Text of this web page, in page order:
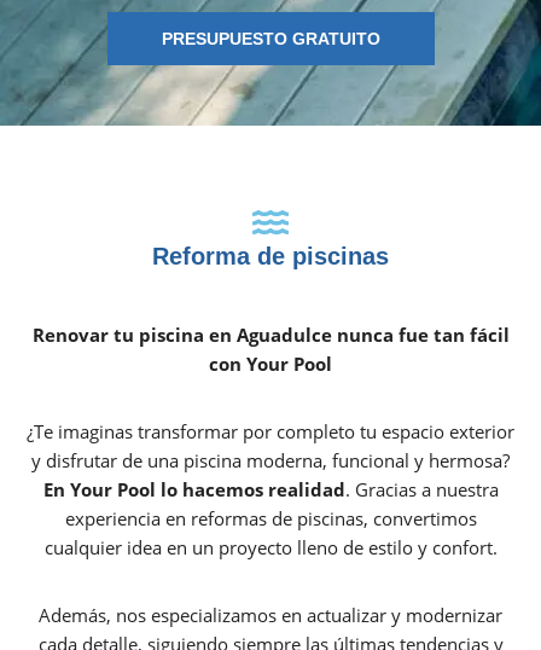
PRESUPUESTO GRATUITO
Reforma de piscinas
Renovar tu piscina en Aguadulce nunca fue tan fácil
con Your Pool
¿Te imaginas transformar por completo tu espacio exterior
y disfrutar de una piscina moderna, funcional y hermosa?
En Your Pool lo hacemos realidad. Gracias a nuestra
experiencia en reformas de piscinas, convertimos
cualquier idea en un proyecto lleno de estilo y confort.
Además, nos especializamos en actualizar y modernizar
cada detalle, siguiendo siempre las últimas tendencias y